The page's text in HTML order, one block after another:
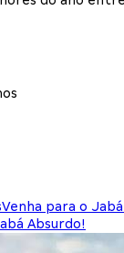
Venha para o
Absurdo!